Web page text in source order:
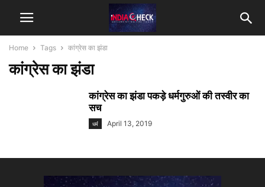
Home Tags कांग्रेस का झंडा
कांग्रेस का झंडा
कांग्रेस का झंडा पकड़े धर्मगुरुओं की तस्वीर का
सच
धर्म April 13, 2019